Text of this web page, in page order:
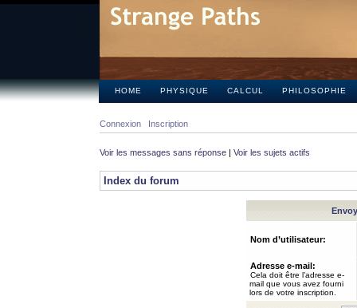
HOME PHYSIQUE CALCUL PHILOSOPHIE
Connexion Inscription
Voir les messages sans réponse | Voir les sujets actifs
Index du forum
Nom d’utilisateur:
Adresse e-mail:
Cela doit être l’adresse e-
mail que vous avez fourni
lors de votre inscription.